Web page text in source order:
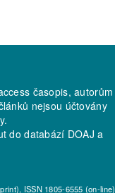
časopis, autorům
nejsou účtovány
do databází DOAJ a
ISSN 1805-6555 (on-line)